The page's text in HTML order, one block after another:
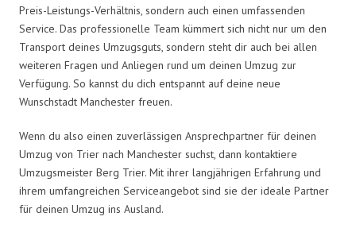
Preis-Leistungs-Verhältnis, sondern auch einen umfassenden
Service. Das professionelle Team kümmert sich nicht nur um den
Transport deines Umzugsguts, sondern steht dir auch bei allen
weiteren Fragen und Anliegen rund um deinen Umzug zur
Verfügung. So kannst du dich entspannt auf deine neue
Wunschstadt Manchester freuen.
Wenn du also einen zuverlässigen Ansprechpartner für deinen
Umzug von Trier nach Manchester suchst, dann kontaktiere
Umzugsmeister Berg Trier. Mit ihrer langjährigen Erfahrung und
ihrem umfangreichen Serviceangebot sind sie der ideale Partner
für deinen Umzug ins Ausland.